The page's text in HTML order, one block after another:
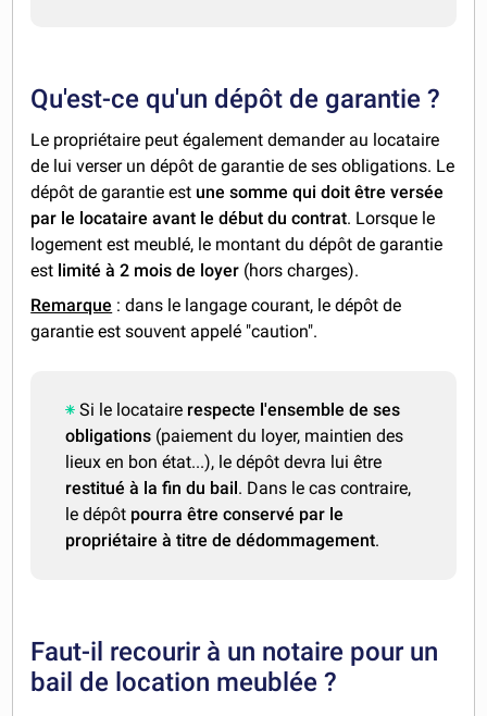
Qu'est-ce qu'un dépôt de garantie ?
Le propriétaire peut également demander au locataire
de lui verser un dépôt de garantie de ses obligations. Le
dépôt de garantie est une somme qui doit être versée
par le locataire avant le début du contrat. Lorsque le
logement est meublé, le montant du dépôt de garantie
est limité à 2 mois de loyer (hors charges).
Remarque : dans le langage courant, le dépôt de
garantie est souvent appelé "caution".
Si le locataire respecte l'ensemble de ses
obligations (paiement du loyer, maintien des
lieux en bon état...), le dépôt devra lui être
restitué à la fin du bail . Dans le cas contraire,
le dépôt pourra être conservé par le
propriétaire à titre de dédommagement.
Faut-il recourir à un notaire pour un
bail de location meublée ?